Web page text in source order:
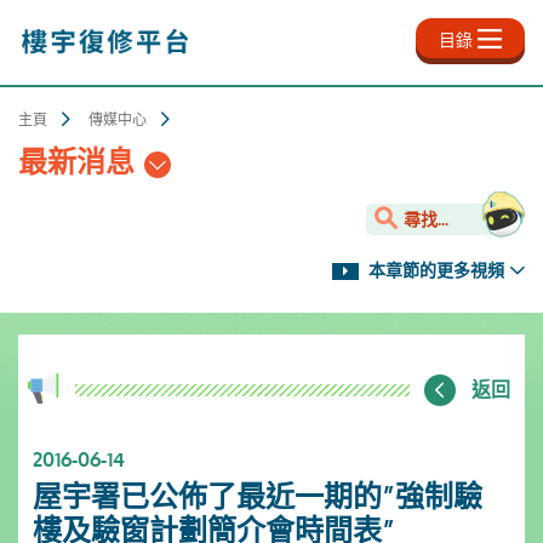
內
目錄
主頁 傳媒中心
最新消息
尋找...
本章節的更多視頻
返回
2016-06-14
屋宇署已公佈了最近一期的”強制驗
樓及驗窗計劃簡介會時間表”